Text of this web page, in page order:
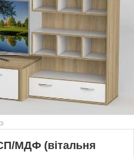
МДФ (вітальня